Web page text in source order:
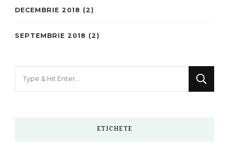
DECEMBRIE 2018 (2)
SEPTEMBRIE 2018 (2)
ETICHETE